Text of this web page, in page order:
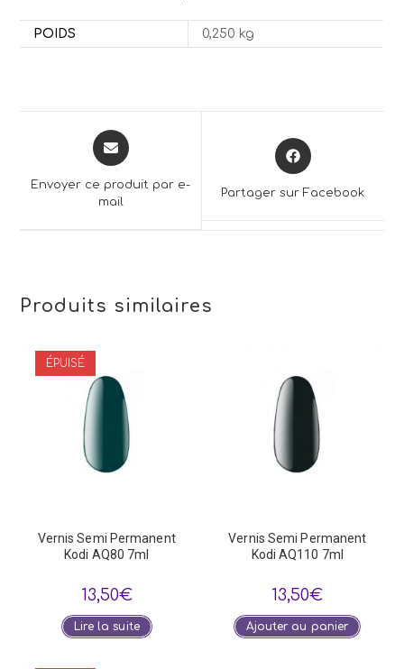
POIDS 0,250 kg
Opens
in
new
Envoyer ce produit par e-
mail
Opens
in
Partager sur Facebook
Produits similaires
ÉPUISÉ
Vernis Semi Permanent
Kodi AQ80 7ml
13,50€
Lire la suite
Vernis Semi Permanent
Kodi AQ110 7ml
13,50€
Ajouter au panier